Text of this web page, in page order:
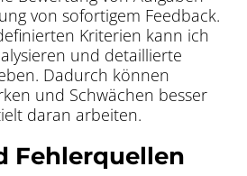
von sofortigem Feedback.
Kriterien kann ich
und detaillierte
Dadurch können
und Schwächen besser
daran arbeiten.
Fehlerquellen